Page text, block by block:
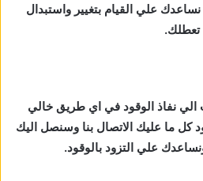
نساعدك علي القيام بتغيير واستبدال
تعطلك.
الي نفاذ الوقود في اي طريق خالي
كل ما عليك الاتصال بنا وسنصل اليك
علي التزود بالوقود.